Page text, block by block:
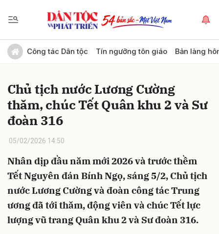
Công tác Dân tộc Tín ngưỡng tôn giáo Bản làng
Chủ tịch nước Lương Cường
thăm, chúc Tết Quân khu 2 và Sư
đoàn 316
05/02/2026 14:50
Nhân dịp đầu năm mới 2026 và trước thềm
Tết Nguyên đán Bính Ngọ, sáng 5/2, Chủ tịch
nước Lương Cường và đoàn công tác Trung
ương đã tới thăm, động viên và chúc Tết lực
lượng vũ trang Quân khu 2 và Sư đoàn 316.
Gửi bình luận